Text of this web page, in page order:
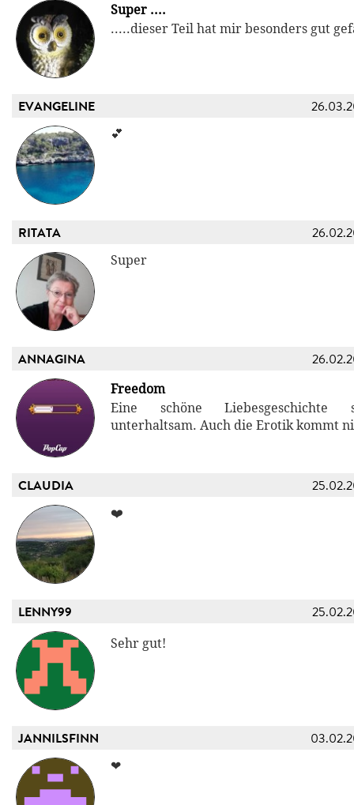
Super ....
.....dieser Teil hat mir besonders gut
EVANGELINE
💕
RITATA
Super
ANNAGINA
Freedom
Eine schöne Liebesgeschichte
unterhaltsam. Auch die Erotik kommt
CLAUDIA
❤️
LENNY99
Sehr gut!
JANNILSFINN
❤